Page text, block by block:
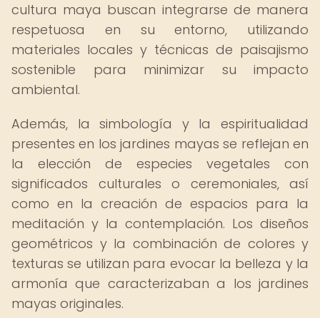
cultura maya buscan integrarse de manera
respetuosa en su entorno, utilizando
materiales locales y técnicas de paisajismo
sostenible para minimizar su impacto
ambiental.
Además, la simbología y la espiritualidad
presentes en los jardines mayas se reflejan en
la elección de especies vegetales con
significados culturales o ceremoniales, así
como en la creación de espacios para la
meditación y la contemplación. Los diseños
geométricos y la combinación de colores y
texturas se utilizan para evocar la belleza y la
armonía que caracterizaban a los jardines
mayas originales.